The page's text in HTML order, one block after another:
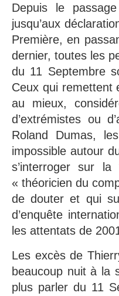
Depuis le
jusqu’aux
Première, en
dernier, toutes les
du 11 Septembre
Ceux qui remettent
au mieux,
d’extrémistes ou
Roland Dumas,
impossible autour
s’interroger sur
« théoricien du
de douter et qui
d’enquête
les attentats de
Les excès de
beaucoup nuit à la
plus parler du 11